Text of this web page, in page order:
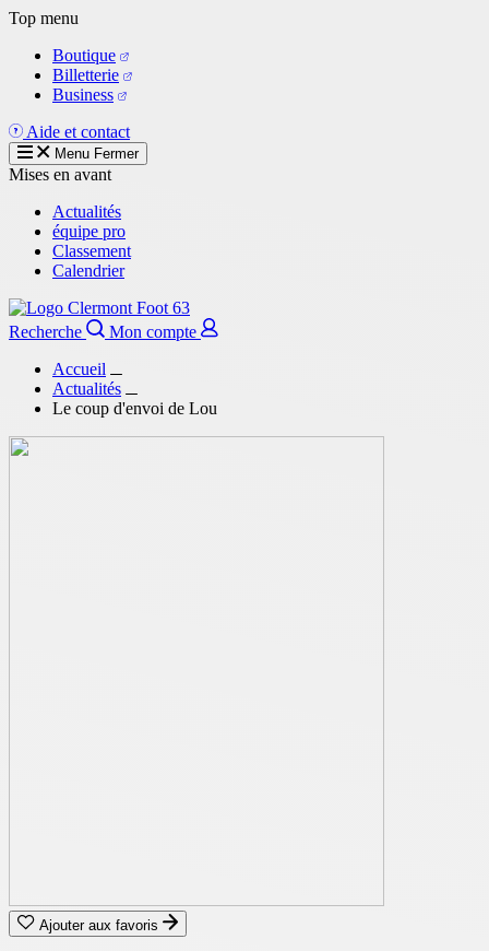
Aller
contenu
principal
Top menu
Boutique
Billetterie
Business
Aide et contact
Menu Fermer
Mises en avant
Actualités
équipe pro
Classement
Calendrier
Recherche
Mon compte
Accueil
Actualités
Le coup d'envoi de Lou
Ajouter aux favoris